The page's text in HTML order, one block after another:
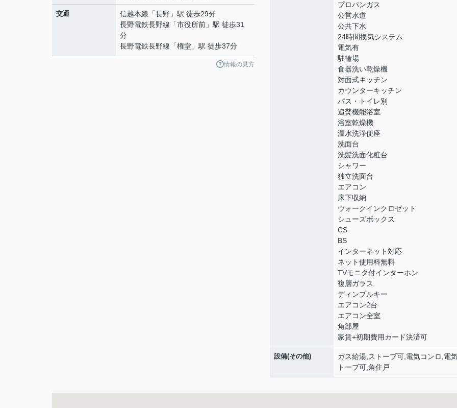
交通 信越本線 「長野 」駅 徒歩29分
長野電鉄長野線 「市役所前 」駅 徒歩31
分
長野電鉄長野線 「権堂 」駅 徒歩37分
情報の見方
プロパンガス
公営水道
公共下水
24時間換気システム
電気有
駐輪場
食器洗い乾燥機
対面式キッチン
カウンターキッチン
バス・トイレ別
追焚機能浴室
浴室乾燥機
温水洗浄便座
洗面台
洗髪洗面化粧台
シャワー
独立洗面台
エアコン
床下収納
ウォークインクロゼット
シューズボックス
CS
BS
インターネット対応
ネット使用料無料
TVモニタ付インターホン
複層ガラス
ディンプルキー
エアコン2台
エアコン全室
角部屋
家賃+初期費用カード決済可
設備(その他)
ガス給湯,ストーブ可,電気コンロ,電
トーブ可,角住戸